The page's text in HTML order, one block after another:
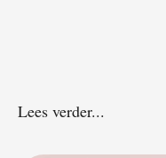
Lees verder...